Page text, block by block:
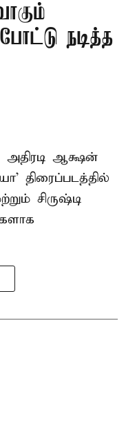
நடித்த
அதிரடி ஆக்ஷன்
திரைப்படத்தில்
சிருஷ்டி